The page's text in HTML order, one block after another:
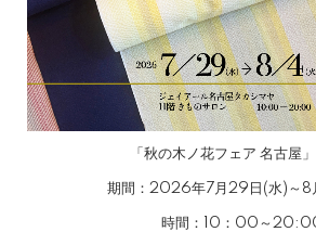
「秋の木ノ花フェア 名古屋
期間：2026年7月29日(水)～8
時間：10：00～